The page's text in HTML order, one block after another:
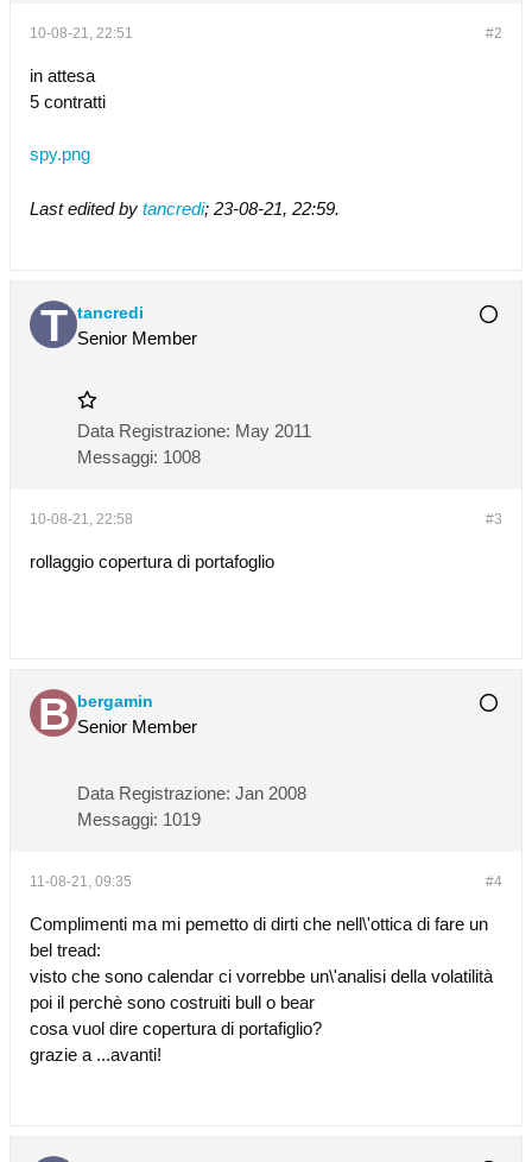
#2
10-08-21, 22:51
in attesa
5 contratti
spy.png
Last edited by tancredi; 23-08-21, 22:59.
tancredi
Senior Member
Data Registrazione: May 2011
Messaggi: 1008
#3
10-08-21, 22:58
rollaggio copertura di portafoglio
bergamin
Senior Member
Data Registrazione: Jan 2008
Messaggi: 1019
#4
11-08-21, 09:35
Complimenti ma mi pemetto di dirti che nell\'ottica di fare un
bel tread:
visto che sono calendar ci vorrebbe un\'analisi della volatilità
poi il perchè sono costruiti bull o bear
cosa vuol dire copertura di portafiglio?
grazie a ...avanti!